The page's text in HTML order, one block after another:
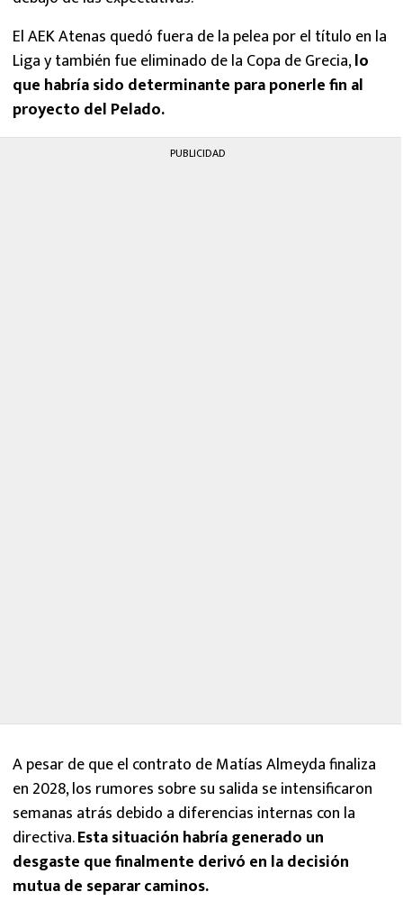
El AEK Atenas quedó fuera de la pelea por el título en la
Liga y también fue eliminado de la Copa de Grecia,lo
que habría sido determinante para ponerle fin al
proyecto del Pelado.
PUBLICIDAD
A pesar de que el contrato de Matías Almeyda finaliza
en 2028, los rumores sobre su salida se intensificaron
semanas atrás debido a diferencias internas con la
directiva.Esta situación habría generado un
desgaste que finalmente derivó en la decisión
mutua de separar caminos.